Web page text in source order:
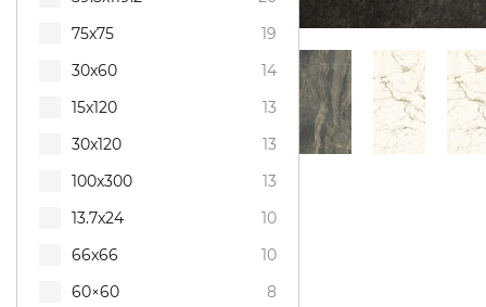
75x75
19
30x60
14
15x120
13
30x120
13
100x300
13
13.7x24
10
66x66
10
60×60
8